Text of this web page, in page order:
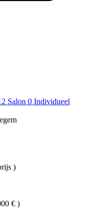
Salon 0 Individueel
)
€ )